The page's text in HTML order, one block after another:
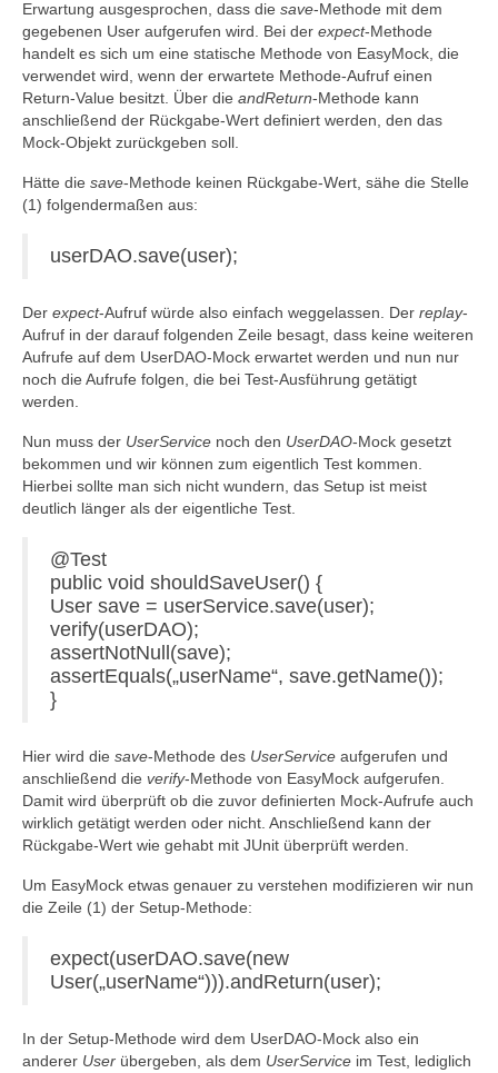
Erwartung ausgesprochen, dass die save-Methode mit dem
gegebenen User aufgerufen wird. Bei der expect-Methode
handelt es sich um eine statische Methode von EasyMock, die
verwendet wird, wenn der erwartete Methode-Aufruf einen
Return-Value besitzt. Über die andReturn-Methode kann
anschließend der Rückgabe-Wert definiert werden, den das
Mock-Objekt zurückgeben soll.
Hätte die save-Methode keinen Rückgabe-Wert, sähe die Stelle
(1) folgendermaßen aus:
userDAO.save(user);
Der expect-Aufruf würde also einfach weggelassen. Der replay-
Aufruf in der darauf folgenden Zeile besagt, dass keine weiteren
Aufrufe auf dem UserDAO-Mock erwartet werden und nun nur
noch die Aufrufe folgen, die bei Test-Ausführung getätigt
werden.
Nun muss der UserService noch den UserDAO-Mock gesetzt
bekommen und wir können zum eigentlich Test kommen.
Hierbei sollte man sich nicht wundern, das Setup ist meist
deutlich länger als der eigentliche Test.
@Test
public void shouldSaveUser() {
User save = userService.save(user);
verify(userDAO);
assertNotNull(save);
assertEquals(„userName“, save.getName());
}
Hier wird die save-Methode des UserService aufgerufen und
anschließend die verify-Methode von EasyMock aufgerufen.
Damit wird überprüft ob die zuvor definierten Mock-Aufrufe auch
wirklich getätigt werden oder nicht. Anschließend kann der
Rückgabe-Wert wie gehabt mit JUnit überprüft werden.
Um EasyMock etwas genauer zu verstehen modifizieren wir nun
die Zeile (1) der Setup-Methode:
expect(userDAO.save(new
User(„userName“))).andReturn(user);
In der Setup-Methode wird dem UserDAO-Mock also ein
anderer User übergeben, als dem UserService im Test, lediglich